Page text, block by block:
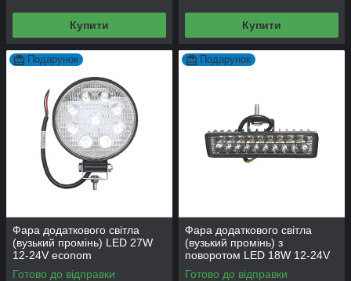
Купити Купити
Подарунок
Фара додаткового світла
(вузький промінь) LED 27W
12-24V econom
Готово до відправки
Подарунок
Фара додаткового світла
(вузький промінь) з
поворотом LED 18W 12-24V
econom
Готово до відправки